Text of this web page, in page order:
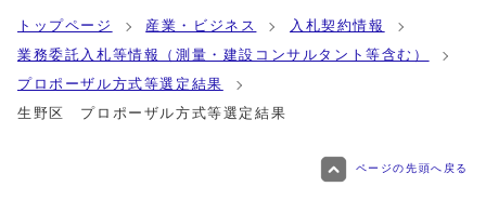
トップページ 産業・ビジネス
入札契約情報
業務委託入札等情報（測量・建設コンサルタント等含む）
プロポーザル方式等選定結果
生野区 プロポーザル方式等選定結果
ページの先頭へ戻る